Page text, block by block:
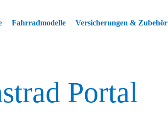
Fahrradmodelle Versicherungen & Zubehör
Portal